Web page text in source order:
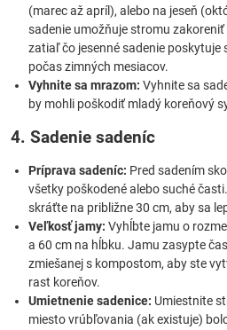
(marec až apríl), alebo na jeseň
sadenie umožňuje stromu
zatiaľ čo jesenné sadenie poskytuje
počas zimných mesiacov.
Vyhnite sa mrazom: Vyhnite sa
by mohli poškodiť mladý koreňový
4. Sadenie sadeníc
Príprava sadeníc: Pred sadením
všetky poškodené alebo suché
skráťte na približne 30 cm, aby sa
Veľkosť jamy: Vyhĺbte jamu o
a 60 cm na hĺbku. Jamu zasypte
zmiešanej s kompostom, aby ste
rast koreňov.
Umietnenie sadenice: Umiestnite
miesto vrúbľovania (ak existuje)